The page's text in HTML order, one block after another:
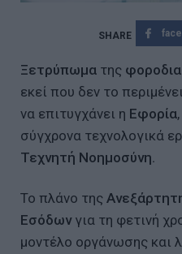
Ξετρύπωμα της
εκεί που δεν το
να επιτυγχάνει η Εφορία
σύγχρονα τεχνολογικά
Τεχνητή Νοημοσύνη.
Το πλάνο της
Εσόδωνγια τη φετινή
μοντέλο οργάνωσης και